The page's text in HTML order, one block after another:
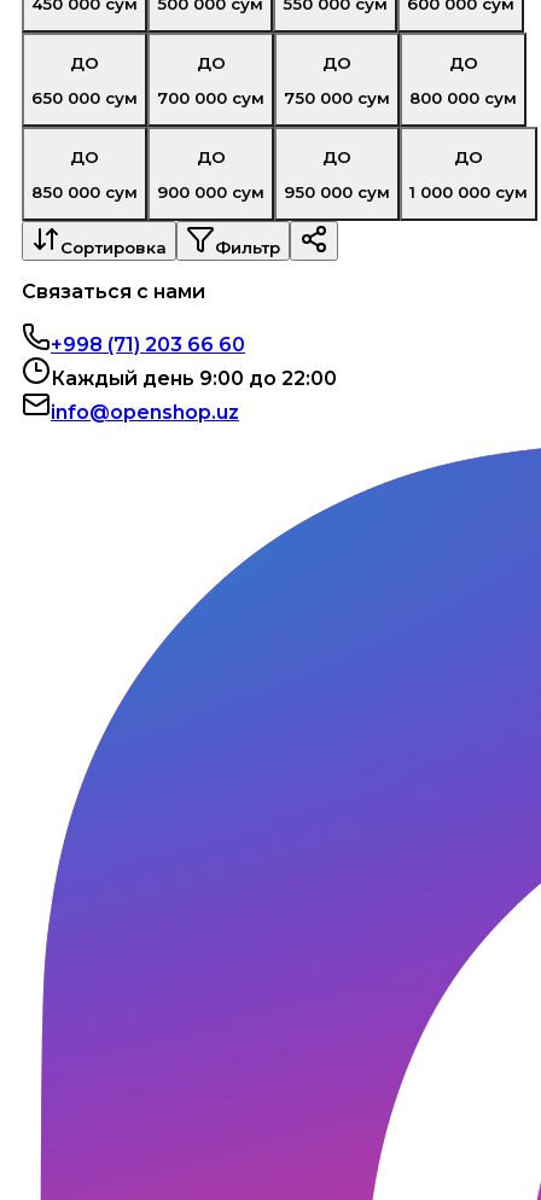
ДО
650 000 сум
ДО
700 000 сум
ДО
750 000 сум
ДО
800 000 сум
ДО
850 000 сум
ДО
900 000 сум
ДО
950 000 сум
ДО
1 000 000 сум
Сортировка Фильтр
Связаться с нами
+998 (71) 203 66 60
Каждый день 9:00 до 22:00
info@openshop.uz